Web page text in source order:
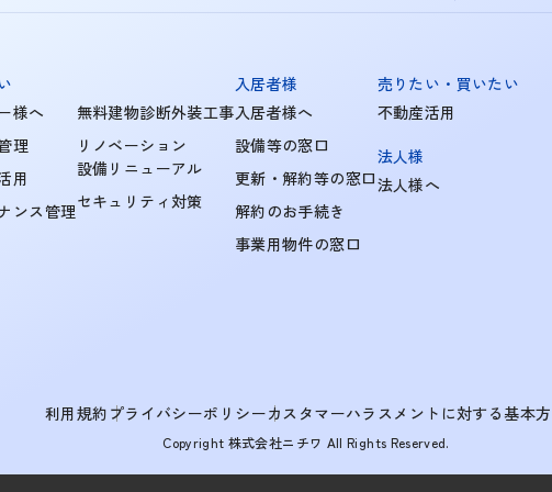
様へ
理
用
ンス管理
無料建物診断外装工事
リノベーション
設備リニューアル
セキュリティ対策
入居者様
入居者様へ
設備等の窓口
更新・解約等の窓口
解約のお手続き
事業用物件の窓口
売りたい・買いたい
不動産活用
法人様
法人様へ
利用規約 プライバシーポリシーカスタマーハラスメントに対する基本
Copyright 株式会社ニチワ All Rights Reserved.